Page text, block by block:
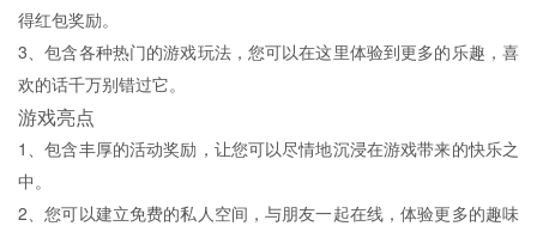
得红包奖励。
3、包含各种热门的游戏玩法，您可以在这里体验到更多的乐趣，喜
欢的话千万别错过它。
游戏亮点
1、包含丰厚的活动奖励，让您可以尽情地沉浸在游戏带来的快乐之
中。
2、您可以建立免费的私人空间，与朋友一起在线，体验更多的趣味